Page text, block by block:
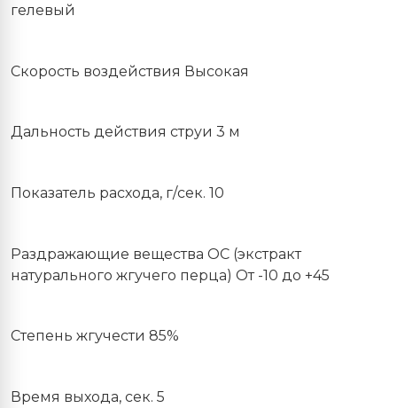
гелевый
Скорость воздействия Высокая
Дальность действия струи 3 м
Показатель расхода, г/сек. 10
Раздражающие вещества ОС (экстракт
натурального жгучего перца) От -10 до +45
Степень жгучести 85%
Время выхода, сек. 5